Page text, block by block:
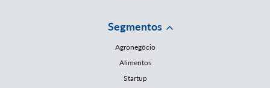
Segmentos
Agronegócio
Alimentos
Startup